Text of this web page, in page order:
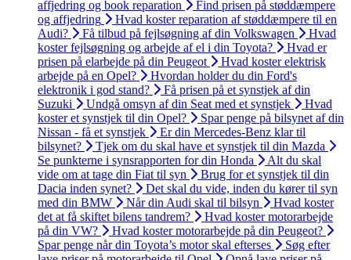
affjedring og book reparation
Find prisen på støddæmpere
og affjedring
Hvad koster reparation af støddæmpere til en
Audi?
Få tilbud på fejlsøgning af din Volkswagen
Hvad
koster fejlsøgning og arbejde af el i din Toyota?
Hvad er
prisen på elarbejde på din Peugeot
Hvad koster elektrisk
arbejde på en Opel?
Hvordan holder du din Ford's
elektronik i god stand?
Få prisen på et synstjek af din
Suzuki
Undgå omsyn af din Seat med et synstjek
Hvad
koster et synstjek til din Opel?
Spar penge på bilsynet af din
Nissan - få et synstjek
Er din Mercedes-Benz klar til
bilsynet?
Tjek om du skal have et synstjek til din Mazda
Se punkterne i synsrapporten for din Honda
Alt du skal
vide om at tage din Fiat til syn
Brug for et synstjek til din
Dacia inden synet?
Det skal du vide, inden du kører til syn
med din BMW
Når din Audi skal til bilsyn
Hvad koster
det at få skiftet bilens tandrem?
Hvad koster motorarbejde
på din VW?
Hvad koster motorarbejde på din Peugeot?
Spar penge når din Toyota’s motor skal efterses
Søg efter